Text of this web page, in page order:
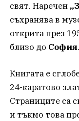
свят. Наречен
съхранява в
открита през
близо до София.
Книгата е
24-каратово
Страниците са
и тъкмо това